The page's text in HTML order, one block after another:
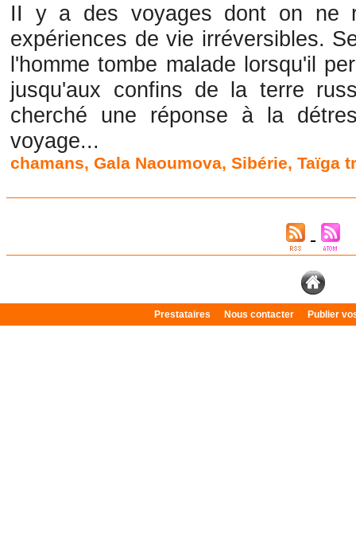
II y a des voyages dont on ne
expériences de vie irréversibles.
l'homme tombe malade lorsqu'il
jusqu'aux confins de la terre
cherché une réponse à la
voyage...
chamans,Gala Naoumova,Sibérie,Taïga
Prestataires Nous contacter Publier